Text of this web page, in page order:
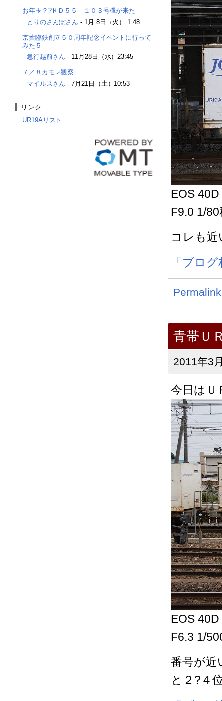
EOS
F9.0 1/
コレも近
「ブロ
Permalink
青帯Ｕ
2011年3
今日はＵ
EOS
F6.3 1/
番号が近
と２?４
お年玉？?ＫＤ５５ １０３号機が来た
とりのさんぽさん - 1月 8日（火） 1:48
京葉臨鉄創立５０周年記念イベントに行って
みた５
急行越前さん - 11月28日（水）23:45
７／８カモレ観察
マイルスさん - 7月21日（土）10:53
リンク
UR19Aリスト